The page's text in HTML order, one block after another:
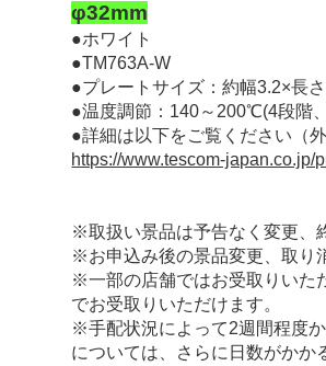
φ32mm
●ホワイト
●TM763A-W
●プレートサイズ：約幅3.2×長
●温度調節：140～200℃(4段階
●詳細は以下をご覧ください（外
https://www.tescom-japan.co.jp/
※取扱い景品は予告なく変更、
※お申込み後の景品変更、取り
※一部の店舗ではお受取りいた
でお受取りいただけます。
※手配状況によって2週間程度
については、さらに日数がかか